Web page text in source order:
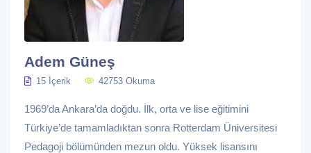
Adem Güneş
15 İçerik 42753 Okuma
1969’da Ankara’da doğdu. İlk, orta ve lise eğitimini
Türkiye’de tamamladıktan sonra Rotterdam Üniversitesi
Pedagoji bölümünden mezun oldu. Yüksek lisansını